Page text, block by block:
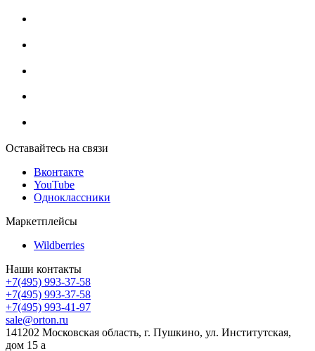
Оставайтесь на связи
Вконтакте
YouTube
Одноклассники
Маркетплейсы
Wildberries
Наши контакты
+7(495) 993-37-58
+7(495) 993-37-58
+7(495) 993-41-97
sale@orton.ru
141202 Московская область, г. Пушкино, ул. Институтская,
дом 15 а